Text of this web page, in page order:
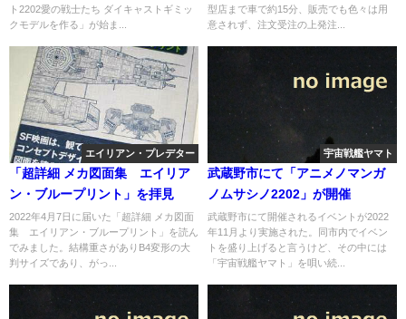
ト2202愛の戦士たち ダイキャストギミッ
クモデルを作る」が始ま...
型店まで車で約15分、販売でも色々は用
意されず、注文受注の上発注...
エイリアン・プレデター
「超詳細 メカ図面集 エイリア
ン・ブループリント」を拝見
2022年4月7日に届いた「超詳細 メカ図面
集 エイリアン・ブループリント」を読ん
でみました。結構重さがありB4変形の大
判サイズであり、がっ...
宇宙戦艦ヤマト
武蔵野市にて「アニメノマンガ
ノムサシノ2202」が開催
武蔵野市にて開催されるイベントが2022
年11月より実施された。同市内でイベン
トを盛り上げると言うけど、その中には
「宇宙戦艦ヤマト」を唄い続...